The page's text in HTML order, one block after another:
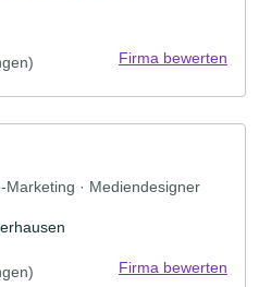
Firma bewerten
Marketing · Mediendesigner
Firma bewerten